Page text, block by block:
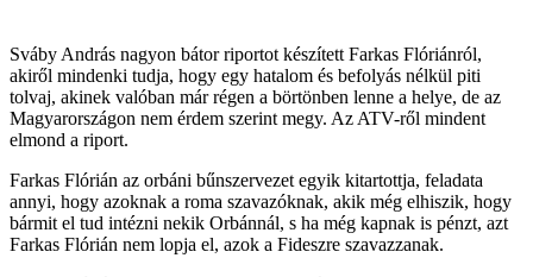
Sváby András nagyon bátor riportot készített Farkas Flóriánról,
akiről mindenki tudja, hogy egy hatalom és befolyás nélkül piti
tolvaj, akinek valóban már régen a börtönben lenne a helye, de az
Magyarországon nem érdem szerint megy. Az ATV-ről mindent
elmond a riport.
Farkas Flórián az orbáni bűnszervezet egyik kitartottja, feladata
annyi, hogy azoknak a roma szavazóknak, akik még elhiszik, hogy
bármit el tud intézni nekik Orbánnál, s ha még kapnak is pénzt, azt
Farkas Flórián nem lopja el, azok a Fideszre szavazzanak.